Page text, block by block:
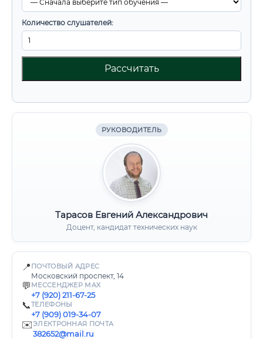
Количество слушателей:
Рассчитать
РУКОВОДИТЕЛЬ
Тарасов Евгений Александрович
Доцент, кандидат технических наук
📍 ПОЧТОВЫЙ АДРЕС
Московский проспект, 14
💬 МЕССЕНДЖЕР MAX
+7 (920) 211-67-25
📞ТЕЛЕФОНЫ
+7 (909) 019-34-07
✉️ЭЛЕКТРОННАЯ ПОЧТА
382652@mail.ru